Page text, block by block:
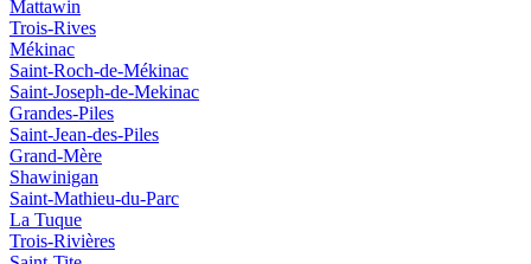
Mattawin
Trois-Rives
Mékinac
Saint-Roch-de-Mékinac
Saint-Joseph-de-Mekinac
Grandes-Piles
Saint-Jean-des-Piles
Grand-Mère
Shawinigan
Saint-Mathieu-du-Parc
La Tuque
Trois-Rivières